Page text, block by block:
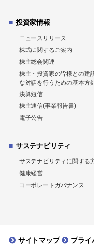
投資家情報
ニュースリリース
株式に関するご案内
株主総会関連
株主・投資家の皆様との建
な対話を行うための基本方
決算短信
株主通信(事業報告書)
電子公告
サステナビリティ
サステナビリティに関する
健康経営
コーポレートガバナンス
サイトマップ
プライ